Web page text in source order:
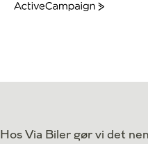
ActiveCampaign
Hos Via Biler gør vi det